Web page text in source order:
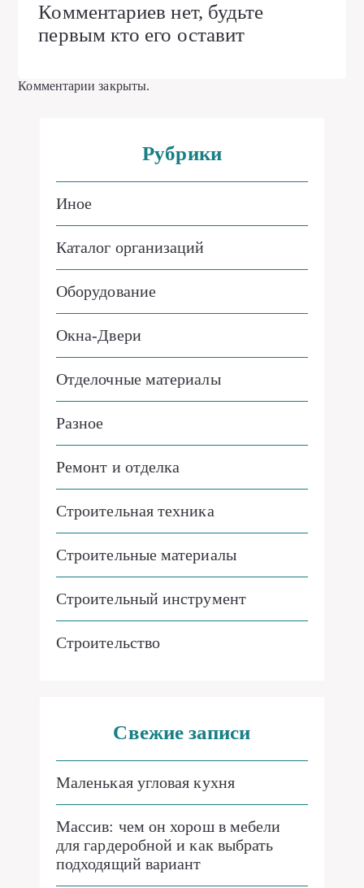
Комментариев нет, будьте
первым кто его оставит
Комментарии закрыты.
Рубрики
Иное
Каталог организаций
Оборудование
Окна-Двери
Отделочные материалы
Разное
Ремонт и отделка
Строительная техника
Строительные материалы
Строительный инструмент
Строительство
Свежие записи
Маленькая угловая кухня
Массив: чем он хорош в мебели
для гардеробной и как выбрать
подходящий вариант